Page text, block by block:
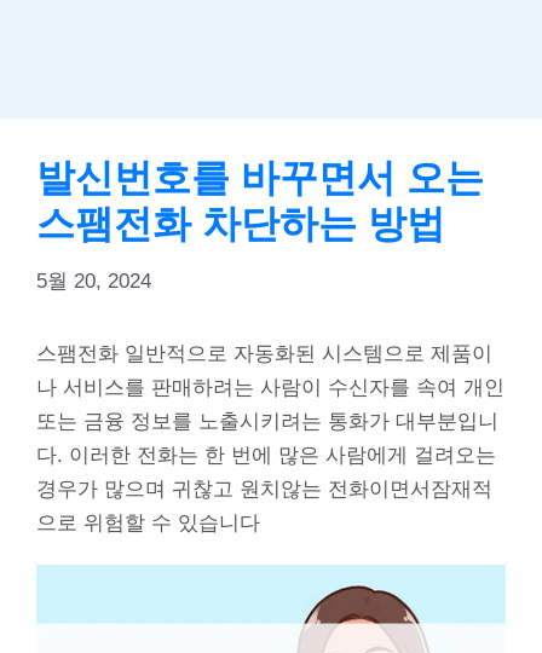
발신번호를 바꾸면서 오는
스팸전화 차단하는 방법
5월 20, 2024
스팸전화 일반적으로 자동화된 시스템으로 제품이
나 서비스를 판매하려는 사람이 수신자를 속여 개인
또는 금융 정보를 노출시키려는 통화가 대부분입니
다. 이러한 전화는 한 번에 많은 사람에게 걸려오는
경우가 많으며 귀찮고 원치않는 전화이면서잠재적
으로 위험할 수 있습니다